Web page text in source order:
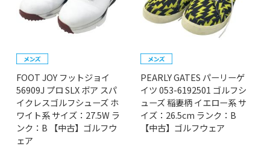
FOOT JOY フットジョイ
56909J プロ SLX ボア スパ
イクレスゴルフシューズ ホ
ワイト系 サイズ：27.5W ラ
ンク：B 【中古】ゴルフウ
ェア
PEARLY GATES パーリーゲ
イツ 053-6192501 ゴルフシ
ューズ 稲妻柄 イエロー系 サ
イズ：26.5cm ランク：B
【中古】ゴルフウェア